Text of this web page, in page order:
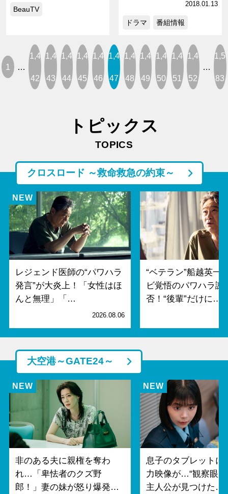
BeauTV
2018.01.13
ドラマ 番組情報
1 …
1,4
42
1,4
43
1,4
44
1,4
45
1,4
46
1,4
47
1,4
48
1,4
49
1,4
50
1,4
51
1,4
52
…
1,5
83
トピックス
TOPICS
クロスロード ～救命救急の約束～
レジェンド医師の“パワハラ
発言”が大炎上！「女性はほ
んと無理」「…
2026.08.06
“ベテラン”船越英一
ビ覚悟のパワハラ謝
否！“後輩”だけに…
大空港～GATE24～
非のある夫に親権を奪わ
れ…「卑怯者のクズ野
郎！」妻の妹が怒り爆発…
息子のタブレットに
力映像が…“観察眼
主人公が見つけた…